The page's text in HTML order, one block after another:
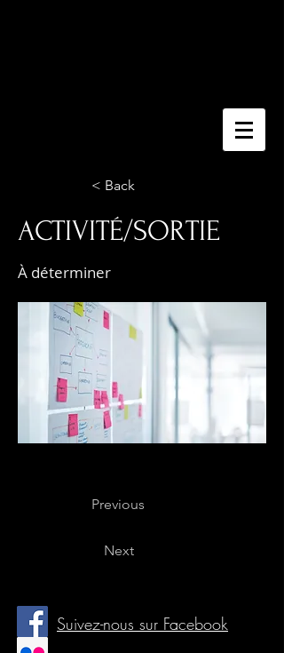
< Back
ACTIVITÉ/SORTIE
À déterminer
Previous
Next
Suivez-nous sur Facebook